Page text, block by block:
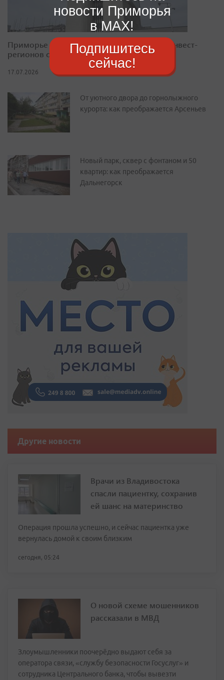
Приморье закрепилось в десятке лучших инвест-
регионов страны
17.07.2026
От уютного двора до горнолыжного
курорта: как преображается Арсеньев
Новый парк, сквер с фонтаном и 50
квартир: как преображается
Дальнегорск
Другие новости
Врачи из Владивостока
спасли пациентку, сохранив
ей шанс на материнство
Операция прошла успешно, и сейчас пациентка уже
вернулась домой к своим близким
сегодня, 05:24
О новой схеме мошенников
рассказали в МВД
Злоумышленники поочерёдно выдают себя за
оператора связи, «службу безопасности Госуслуг» и
сотрудника Центрального банка, чтобы вывезти
новости Приморья
в MAX!
Подпишитесь
сейчас!